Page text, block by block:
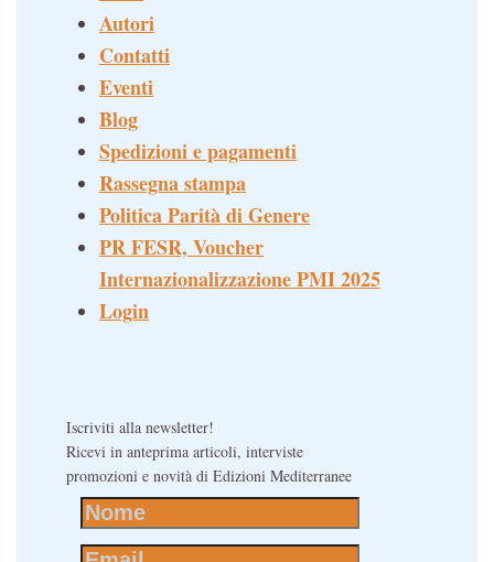
Autori
Contatti
Eventi
Blog
Spedizioni e pagamenti
Rassegna stampa
Politica Parità di Genere
PR FESR, Voucher
Internazionalizzazione PMI 2025
Login
Iscriviti alla newsletter!
Ricevi in anteprima articoli, interviste
promozioni e novità di Edizioni Mediterranee